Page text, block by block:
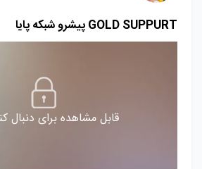
GOLD SUPPURT پیشرو شبکه پایا
قابل مشاهده برای دنبال